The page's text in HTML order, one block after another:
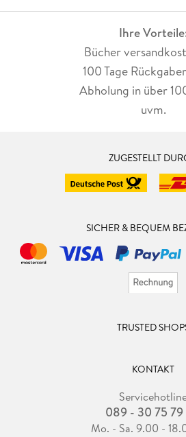
Ihre
Bücher
100 Tage
Abholung in über
uvm.
ZUGESTELLT
SICHER & BEQUEM
TRUSTED
KONTAKT
089 - 30 75
Mo. - Sa. 9.00 -